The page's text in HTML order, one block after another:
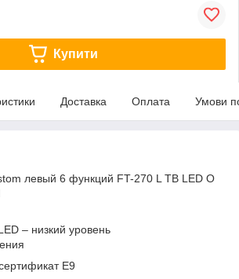
Купити
Доставка Оплата Умови
левый 6 функций FT-270 L TB LED O
– низкий уровень
E9